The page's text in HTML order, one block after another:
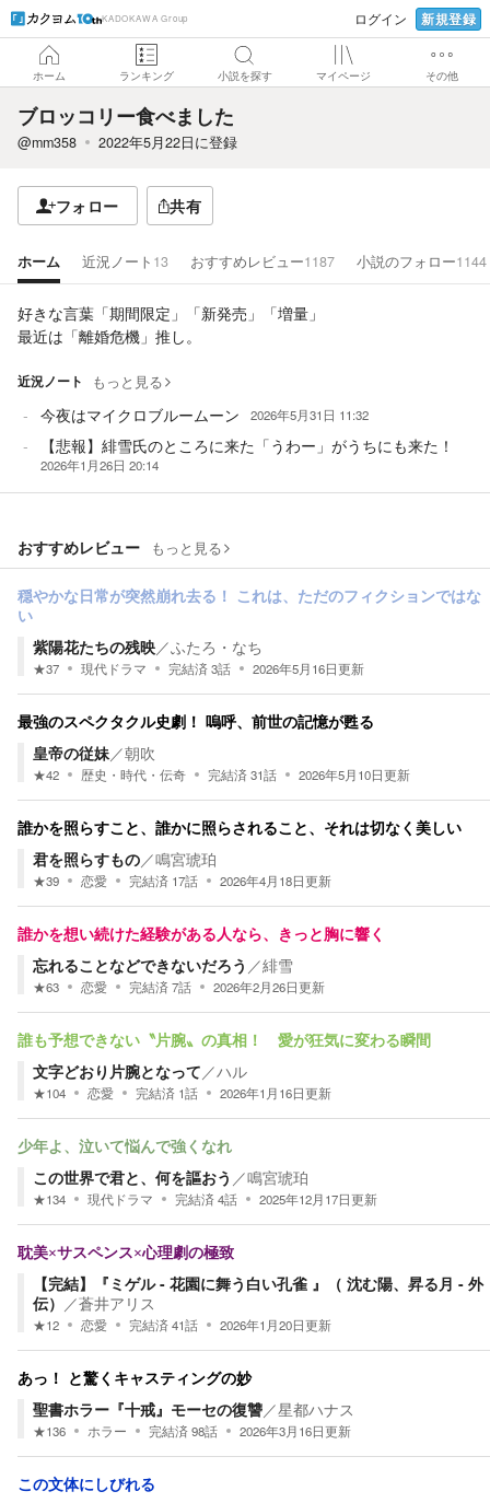
KADOKAWA Group ログイン 新規登録
ホーム ランキング 小説を探す マイページ その他
ブロッコリー食べました
@mm358 2022年5月22日に登録
フォロー 共有
ホーム 近況ノート 13 おすすめレビュー1187 小説のフォロー1144
好きな言葉「期間限定」「新発売」「増量」
最近は「離婚危機」推し。
近況ノート もっと見る
今夜はマイクロブルームーン 2026年5月31日 11:32
【悲報】緋雪氏のところに来た「うわー」がうちにも来た！
2026年1月26日 20:14
おすすめレビュー もっと見る
穏やかな日常が突然崩れ去る！ これは、ただのフィクションではな
い
紫陽花たちの残映／ふたろ・なち
★37 現代ドラマ 完結済3話 2026年5月16日更新
最強のスペクタクル史劇！ 嗚呼、前世の記憶が甦る
皇帝の従妹／朝吹
★42 歴史・時代・伝奇 完結済31話 2026年5月10日更新
誰かを照らすこと、誰かに照らされること、それは切なく美しい
君を照らすもの／鳴宮琥珀
★39 恋愛 完結済 17話 2026年4月18日更新
誰かを想い続けた経験がある人なら、きっと胸に響く
忘れることなどできないだろう ／緋雪
★63 恋愛 完結済7話 2026年2月26日更新
誰も予想できない〝片腕〟の真相！ 愛が狂気に変わる瞬間
文字どおり片腕となって／ハル
★104 恋愛 完結済 1話 2026年1月16日更新
少年よ、泣いて悩んで強くなれ
この世界で君と、何を謳おう ／鳴宮琥珀
★134 現代ドラマ 完結済4話 2025年12月17日更新
耽美×サスペンス×心理劇の極致
【完結】『ミゲル - 花園に舞う白い孔雀 』（ 沈む陽、昇る月 - 外
伝） ／蒼井アリス
★12 恋愛 完結済41話 2026年1月20日更新
あっ！ と驚くキャスティングの妙
聖書ホラー『十戒』モーセの復讐／星都ハナス
★136 ホラー 完結済98話 2026年3月16日更新
この文体にしびれる